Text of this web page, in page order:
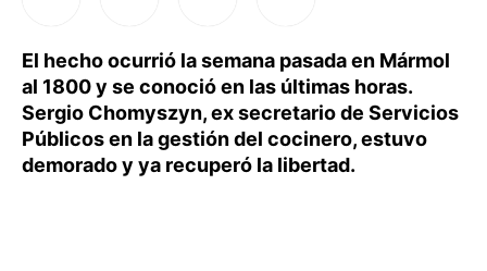
El hecho ocurrió la semana pasada en Mármol
al 1800 y se conoció en las últimas horas.
Sergio Chomyszyn, ex secretario de Servicios
Públicos en la gestión del cocinero, estuvo
demorado y ya recuperó la libertad.